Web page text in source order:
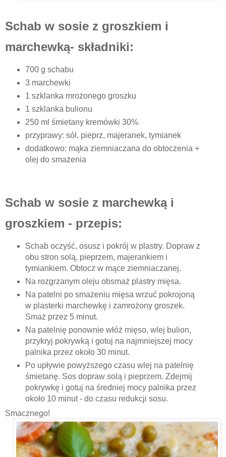
Schab w sosie z groszkiem i
marchewką- składniki:
700 g schabu
3 marchewki
1 szklanka mrożonego groszku
1 szklanka bulionu
250 ml śmietany kremówki 30%
przyprawy: sól, pieprz, majeranek, tymianek
dodatkowo: mąka ziemniaczana do obtoczenia +
olej do smażenia
Schab w sosie z marchewką i
groszkiem - przepis:
Schab oczyść, osusz i pokrój w plastry. Dopraw z
obu stron solą, pieprzem, majerankiem i
tymiankiem. Obtocz w mące ziemniaczanej.
Na rozgrzanym oleju obsmaż plastry mięsa.
Na patelni po smażeniu mięsa wrzuć pokrojoną
w plasterki marchewkę i zamrożony groszek.
Smaż przez 5 minut.
Na patelnię ponownie włóż mięso, wlej bulion,
przykryj pokrywką i gotuj na najmniejszej mocy
palnika przez około 30 minut.
Po upływie powyższego czasu wlej na patelnię
śmietanę. Sos dopraw solą i pieprzem. Zdejmij
pokrywkę i gotuj na średniej mocy palnika przez
około 10 minut - do czasu redukcji sosu.
Smacznego!